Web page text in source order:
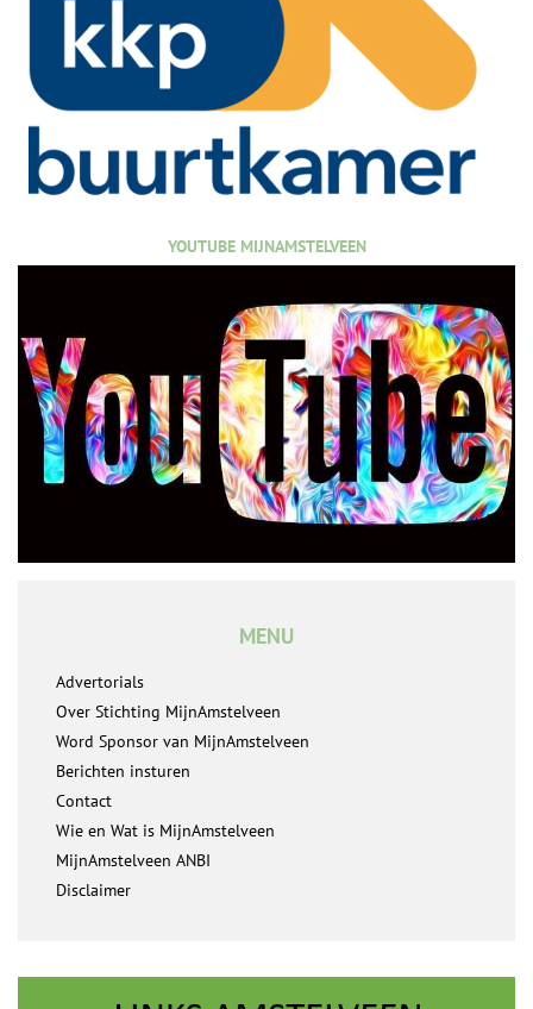
YOUTUBE MIJNAMSTELVEEN
MENU
Advertorials
Over Stichting MijnAmstelveen
Word Sponsor van MijnAmstelveen
Berichten insturen
Contact
Wie en Wat is MijnAmstelveen
MijnAmstelveen ANBI
Disclaimer